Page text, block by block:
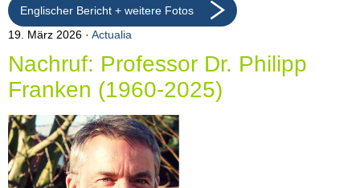
Englischer Bericht + weitere Fotos
19. März 2026
Actualia
Nachruf: Professor Dr. Philipp
Franken (1960-2025)